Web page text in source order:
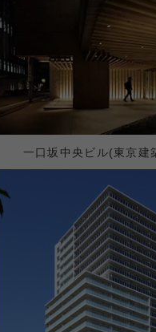
一口坂中央ビル(東京建